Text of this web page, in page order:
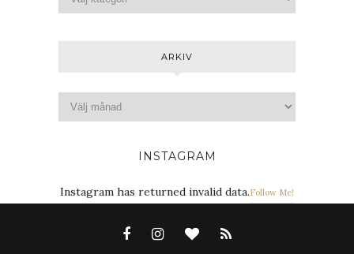
ARKIV
INSTAGRAM
Instagram has returned invalid data.Follow Me!